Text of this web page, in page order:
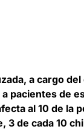
a cargo
pacientes de
al 10 de la
3 de cada 10